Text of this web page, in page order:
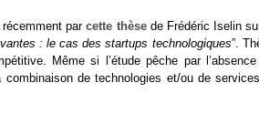
récemment parcette thèsede Frédéric Iselin
: le cas des startups technologiques”.
Même si l’étude pêche par
de technologies et/ou de